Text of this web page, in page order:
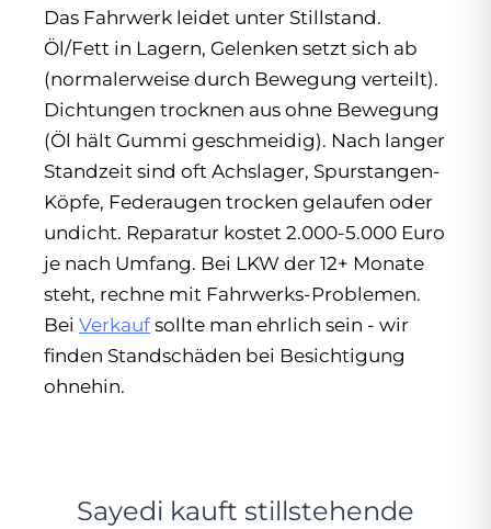
Das Fahrwerk leidet unter Stillstand.
Öl/Fett in Lagern, Gelenken setzt sich ab
(normalerweise durch Bewegung verteilt).
Dichtungen trocknen aus ohne Bewegung
(Öl hält Gummi geschmeidig). Nach langer
Standzeit sind oft Achslager, Spurstangen-
Köpfe, Federaugen trocken gelaufen oder
undicht. Reparatur kostet 2.000-5.000 Euro
je nach Umfang. Bei LKW der 12+ Monate
steht, rechne mit Fahrwerks-Problemen.
Bei Verkauf sollte man ehrlich sein - wir
finden Standschäden bei Besichtigung
ohnehin.
Sayedi kauft stillstehende